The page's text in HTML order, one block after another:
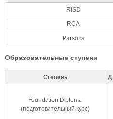
RISD
RCA
Parsons
Образовательные ступени
Степень
Foundation Diploma
(подготовительный курс)